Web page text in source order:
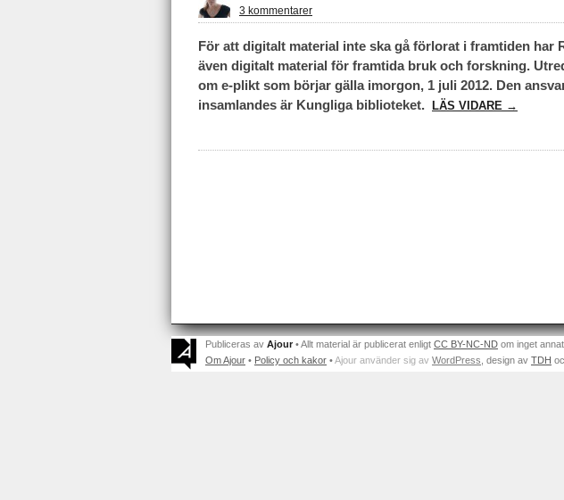
3 kommentarer
För att digitalt material inte ska gå förlorat i framtiden har
även digitalt material för framtida bruk och forskning.
om e-plikt som börjar gälla imorgon, 1 juli 2012. Den
insamlandes är Kungliga biblioteket.
LÄS VIDARE →
Publiceras av Ajour • Allt material är publicerat enligt CC BY-NC-ND om inget
Om Ajour • Policy och kakor •Ajour använder sig av WordPress , design av TDH